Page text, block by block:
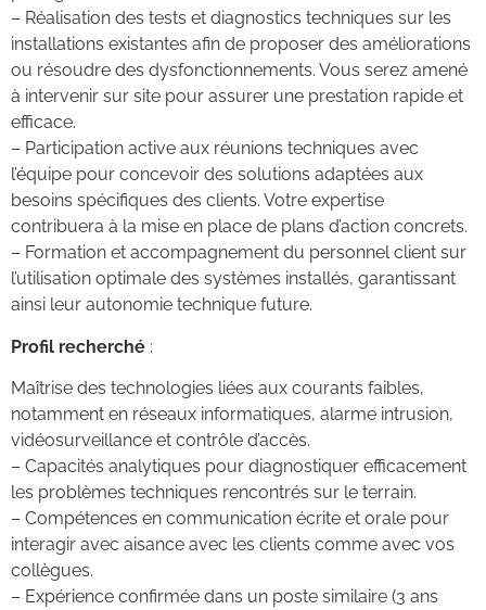
– Réalisation des tests et diagnostics techniques sur les
installations existantes afin de proposer des améliorations
ou résoudre des dysfonctionnements. Vous serez amené
à intervenir sur site pour assurer une prestation rapide et
efficace.
– Participation active aux réunions techniques avec
l’équipe pour concevoir des solutions adaptées aux
besoins spécifiques des clients. Votre expertise
contribuera à la mise en place de plans d’action concrets.
– Formation et accompagnement du personnel client sur
l’utilisation optimale des systèmes installés, garantissant
ainsi leur autonomie technique future.
Profil recherché :
Maîtrise des technologies liées aux courants faibles,
notamment en réseaux informatiques, alarme intrusion,
vidéosurveillance et contrôle d’accès.
– Capacités analytiques pour diagnostiquer efficacement
les problèmes techniques rencontrés sur le terrain.
– Compétences en communication écrite et orale pour
interagir avec aisance avec les clients comme avec vos
collègues.
– Expérience confirmée dans un poste similaire (3 ans